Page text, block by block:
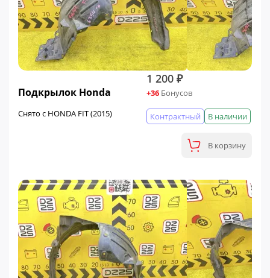
Подкрылок Honda
Снято с HONDA FIT (2015)
1 200 ₽
+36 Бонусов
В наличии
Контрактный
В корзину